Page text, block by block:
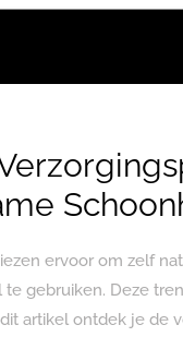
ervoor om zelf
gebruiken. Deze
artikel ontdek je de